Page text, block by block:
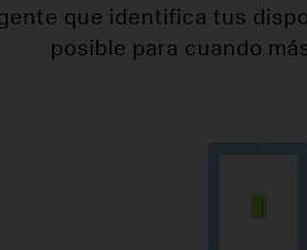
que identifica tus
posible para cuando